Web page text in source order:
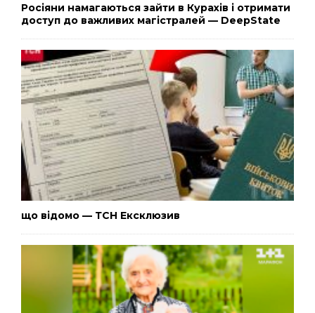
Росіяни намагаються зайти в Курахів і отримати
доступ до важливих магістралей — DeepState
що відомо — ТСН Ексклюзив